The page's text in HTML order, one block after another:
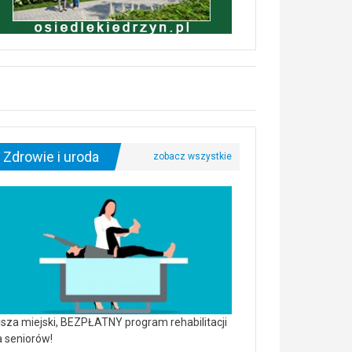
Zdrowie i uroda
miejski, BEZPŁATNY program rehabilitacji
seniorów!